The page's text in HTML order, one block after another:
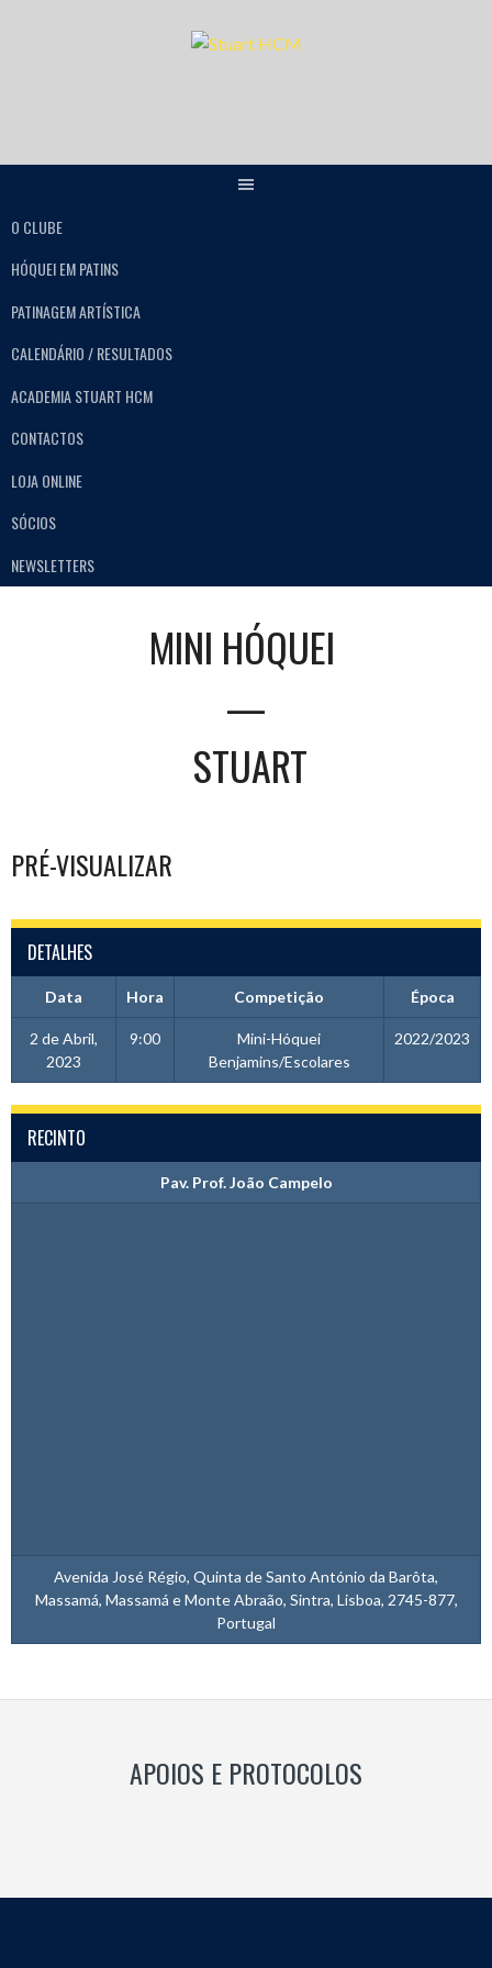
O CLUBE
HÓQUEI EM PATINS
PATINAGEM ARTÍSTICA
CALENDÁRIO / RESULTADOS
ACADEMIA STUART HCM
CONTACTOS
LOJA ONLINE
SÓCIOS
NEWSLETTERS
MINI HÓQUEI
—
STUART
PRÉ-VISUALIZAR
DETALHES
Data Hora Competição Época
2 de Abril,
2023
9:00
Mini-Hóquei
Benjamins/Escolares
2022/2023
RECINTO
Pav. Prof. João Campelo
Avenida José Régio, Quinta de Santo António da Barôta,
Massamá, Massamá e Monte Abraão, Sintra, Lisboa, 2745-877,
Portugal
APOIOS E PROTOCOLOS